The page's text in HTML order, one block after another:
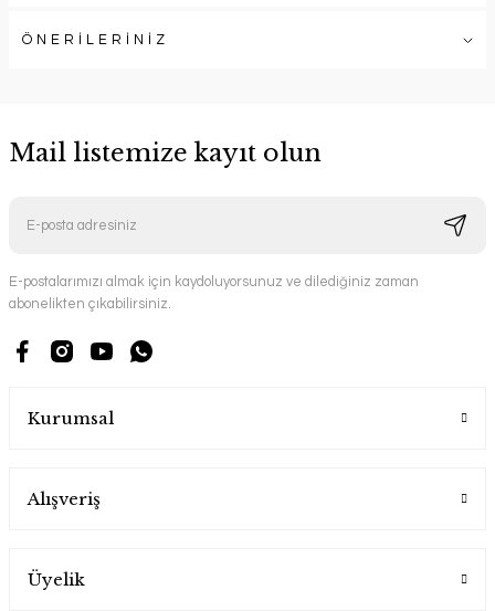
ÖNERİLERİNİZ
Mail listemize kayıt olun
E-postalarımızı almak için kaydoluyorsunuz ve dilediğiniz zaman
abonelikten çıkabilirsiniz.
Kurumsal
Alışveriş
Üyelik